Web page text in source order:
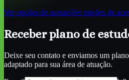
Ver opções de acessoVer opções de
Receber plano de
Deixe seu contato e enviamos um
adaptado para sua área de atuação.